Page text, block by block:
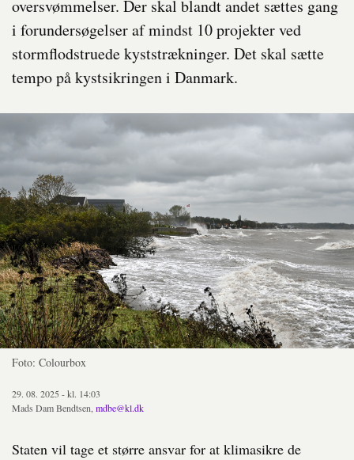
oversvømmelser. Der skal blandt andet sættes gang
i forundersøgelser af mindst 10 projekter ved
stormflodstruede kyststrækninger. Det skal sætte
tempo på kystsikringen i Danmark.
Foto: Colourbox
29. 08. 2025 - kl. 14:03
Mads Dam Bendtsen, mdbe@kl.dk
Staten vil tage et større ansvar for at klimasikre de